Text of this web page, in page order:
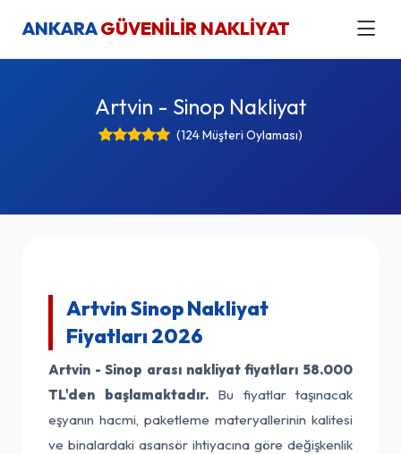
ANKARAGÜVENİLİR NAKLİYAT
Artvin - Sinop Nakliyat
(124 Müşteri Oylaması)
Artvin Sinop Nakliyat
Fiyatları 2026
Artvin - Sinop arası nakliyat fiyatları 58.000
TL'den başlamaktadır.Bu fiyatlar taşınacak
eşyanın hacmi, paketleme materyallerinin kalitesi
ve binalardaki asansör ihtiyacına göre değişkenlik